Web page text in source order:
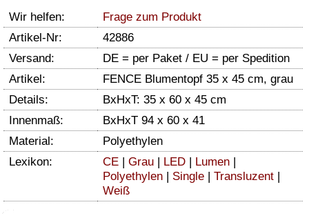
Wir helfen:
Frage zum Produkt
Artikel-Nr:
42886
Versand:
DE = per Paket / EU = per Spedition
Artikel:
FENCE Blumentopf 35 x 45 cm, grau
Details:
BxHxT: 35 x 60 x 45 cm
Innenmaß:
BxHxT 94 x 60 x 41
Material:
Polyethylen
Lexikon:
CE Grau LED Lumen
Polyethylen
Single Transluzent
Weiß